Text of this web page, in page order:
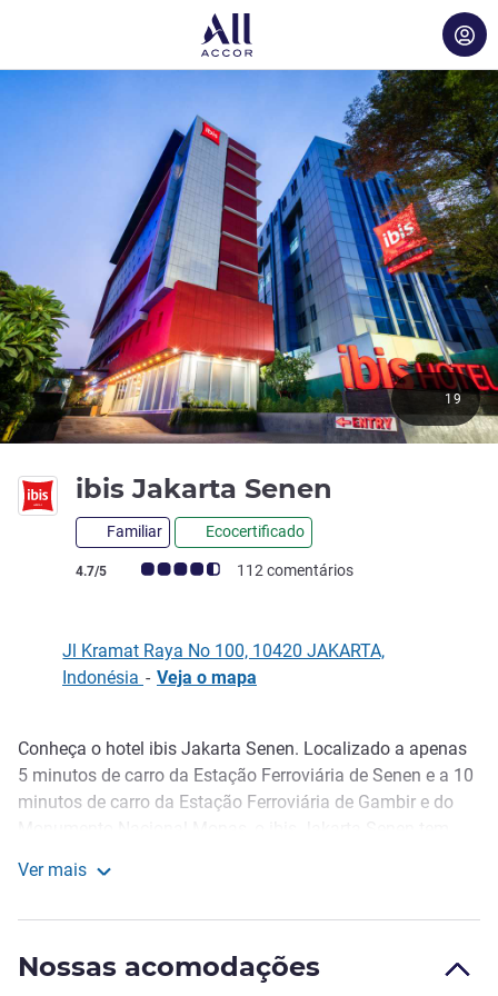
ibis Jakarta Senen
Familiar Ecocertificado
Classificação clientes Avis (Classificação ALL)
4.7/5 112 comentários
19
Jl Kramat Raya No 100, 10420 JAKARTA,
Indonésia - Veja o mapa
Descrição
Conheça o hotel ibis Jakarta Senen. Localizado a apenas
5 minutos de carro da Estação Ferroviária de Senen e a 10
minutos de carro da Estação Ferroviária de Gambir e do
comerciais. O Restaurante TASTE e o bar do saguão são
dispõe de quatro salas de reuniões modernas e de alta
Ver mais
Nossas acomodações